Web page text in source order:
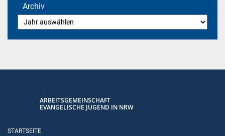
Archiv
ARBEITSGEMEINSCHAFT
EVANGELISCHE JUGEND IN NRW
STARTSEITE